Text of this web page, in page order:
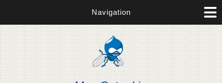
Navigation